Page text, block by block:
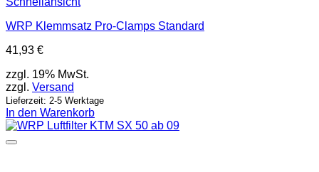
WRP Klemmsatz Pro-Clamps Standard
41,93 €
zzgl. 19% MwSt.
zzgl. Versand
Lieferzeit: 2-5 Werktage
In den Warenkorb